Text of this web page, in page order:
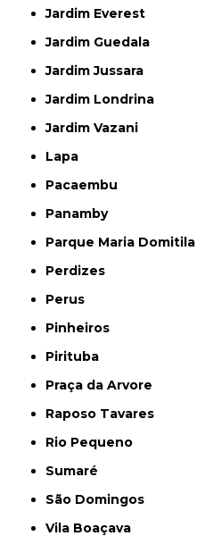
Jardim Everest
Jardim Guedala
Jardim Jussara
Jardim Londrina
Jardim Vazani
Lapa
Pacaembu
Panamby
Parque Maria Domitila
Perdizes
Perus
Pinheiros
Pirituba
Praça da Arvore
Raposo Tavares
Rio Pequeno
Sumaré
São Domingos
Vila Boaçava